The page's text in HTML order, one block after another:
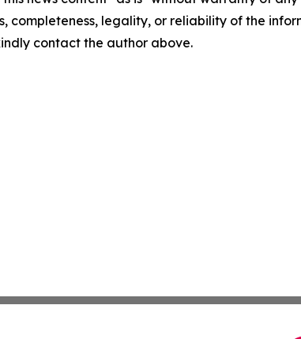
completeness, legality, or reliability of the
contact the author above.